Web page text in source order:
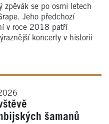
zpěvák se po osmi letech
Jeho předchozí
v roce 2018 patří
koncerty v historii
šamanů